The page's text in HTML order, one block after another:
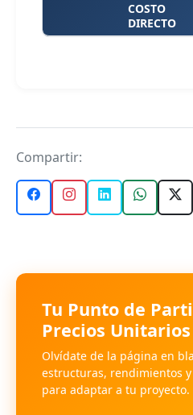
COSTO
DIRECTO
Compartir:
Tu Punto de
Precios Unitarios
Olvídate de la página en
estructuras, rendimientos
para adaptar a tu proyecto.